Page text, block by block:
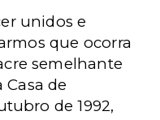
unidos e
que ocorra
semelhante
de
de 1992,